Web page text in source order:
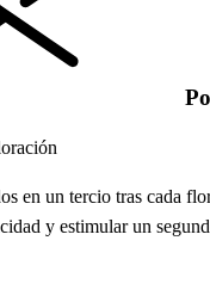
en un tercio tras cada
y estimular un